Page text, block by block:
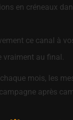
en créneaux
ce canal à
au final.
mois, les
après